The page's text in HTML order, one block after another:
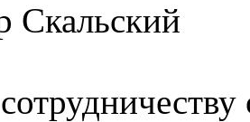
Скальский